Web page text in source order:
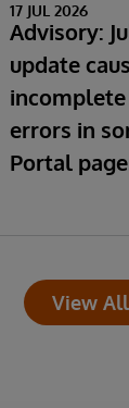
17 JUL 2026
Advisory:
update
errors in
Portal
View